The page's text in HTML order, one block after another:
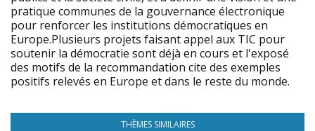
pratique communes de la gouvernance électronique
pour renforcer les institutions démocratiques en
Europe.Plusieurs projets faisant appel aux TIC pour
soutenir la démocratie sont déjà en cours et l'exposé
des motifs de la recommandation cite des exemples
positifs relevés en Europe et dans le reste du monde.
THÈMES SIMILAIRES